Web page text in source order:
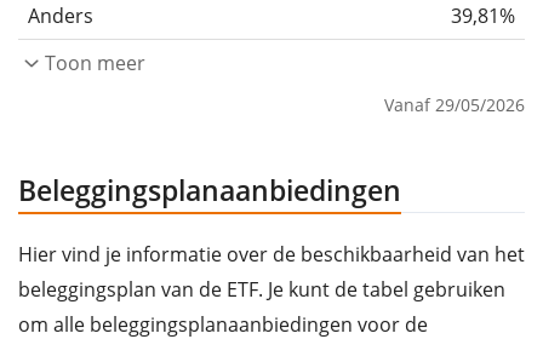
Anders
39,81%
Toon meer
Vanaf 29/05/2026
Beleggingsplanaanbiedingen
Hier vind je informatie over de beschikbaarheid van het
beleggingsplan van de ETF. Je kunt de tabel gebruiken
om alle beleggingsplanaanbiedingen voor de